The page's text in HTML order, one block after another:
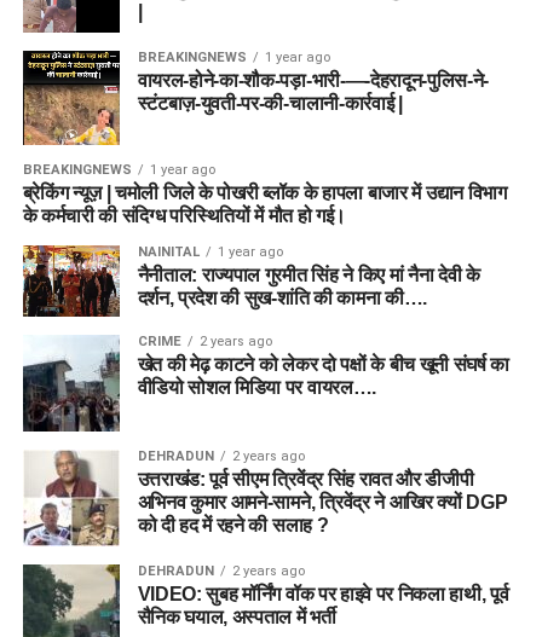
BREAKINGNEWS 1 year ago
वायरल-होने-का-शौक-पड़ा-भारी-—-देहरादून-पुलिस-ने-
स्टंटबाज़-युवती-पर-की-चालानी-कार्रवाई |
BREAKINGNEWS 1 year ago
ब्रेकिंग न्यूज़ | चमोली जिले के पोखरी ब्लॉक के हापला बाजार में उद्यान विभाग
के कर्मचारी की संदिग्ध परिस्थितियों में मौत हो गई।
NAINITAL 1 year ago
नैनीताल: राज्यपाल गुरमीत सिंह ने किए मां नैना देवी के
दर्शन, प्रदेश की सुख-शांति की कामना की….
CRIME 2 years ago
खेत की मेढ़ काटने को लेकर दो पक्षों के बीच खूनी संघर्ष का
वीडियो सोशल मिडिया पर वायरल….
DEHRADUN 2 years ago
उत्तराखंड: पूर्व सीएम त्रिवेंद्र सिंह रावत और डीजीपी
अभिनव कुमार आमने-सामने, त्रिवेंद्र ने आखिर क्यों DGP
को दी हद में रहने की सलाह ?
DEHRADUN 2 years ago
VIDEO: सुबह मॉर्निंग वॉक पर हाइवे पर निकला हाथी, पूर्व
सैनिक घयाल, अस्पताल में भर्ती